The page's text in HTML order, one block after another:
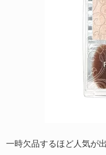
一時欠品するほど人気が